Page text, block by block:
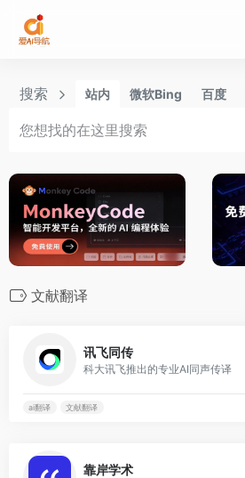
搜索 站内 微软Bing 百度
文献翻译
讯飞同传
科大讯飞推出的专业AI同声传译
ai翻译 文献翻译
靠岸学术